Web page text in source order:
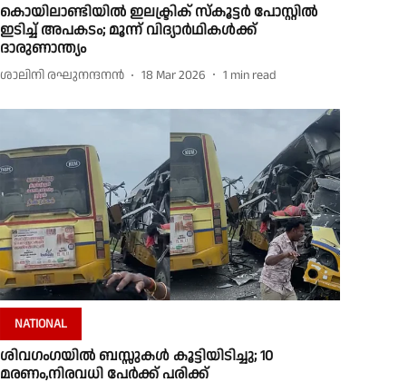
കൊയിലാണ്ടിയിൽ ഇലക്ട്രിക് സ്കൂട്ടർ പോസ്റ്റിൽ
ഇടിച്ച് അപകടം; മൂന്ന് വിദ്യാർഥികൾക്ക്
ദാരുണാന്ത്യം
ശാലിനി രഘുനന്ദനൻ 18 Mar 2026 1 min read
NATIONAL
ശിവഗംഗയിൽ ബസ്സുകൾ കൂട്ടിയിടിച്ചു; 10
മരണം,നിരവധി പേർക്ക് പരിക്ക്